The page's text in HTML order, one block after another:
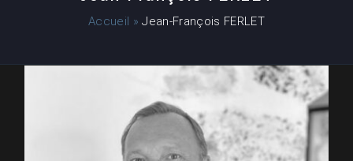
Accueil »Jean-François FERLET